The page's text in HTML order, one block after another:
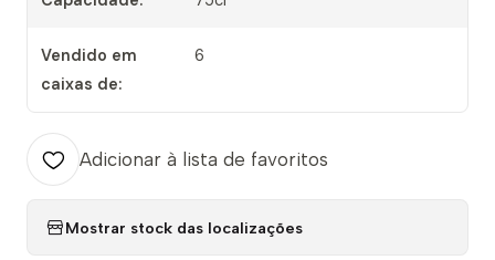
Vendido em
caixas de:
6
Adicionar à lista de favoritos
Mostrar stock das localizações